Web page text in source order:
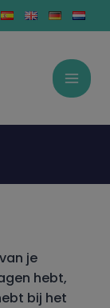
je
hebt,
bij het